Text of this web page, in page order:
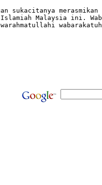
sukacitanya merasmikan
Islamiah Malaysia ini.
warahmatullahi